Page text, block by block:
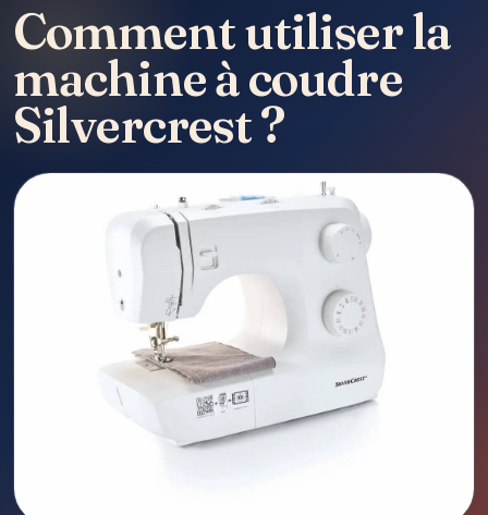
Comment utiliser la
machine à coudre
Silvercrest ?